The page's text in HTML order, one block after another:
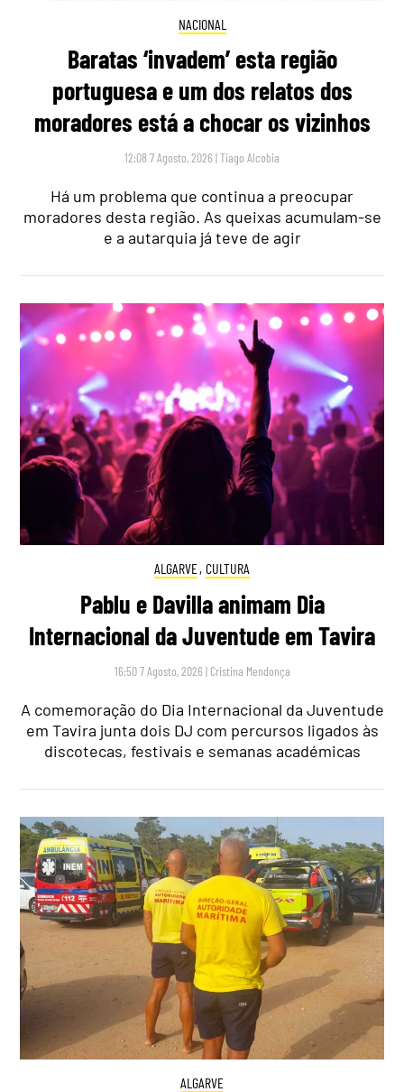
NACIONAL
Baratas ‘invadem’ esta região
portuguesa e um dos relatos dos
moradores está a chocar os vizinhos
12:08 7 Agosto, 2026 |Tiago Alcobia
Há um problema que continua a preocupar
moradores desta região. As queixas acumulam-se
e a autarquia já teve de agir
ALGARVE, CULTURA
Pablu e Davilla animam Dia
Internacional da Juventude em Tavira
16:50 7 Agosto, 2026 | Cristina Mendonça
A comemoração do Dia Internacional da Juventude
em Tavira junta dois DJ com percursos ligados às
discotecas, festivais e semanas académicas
ALGARVE